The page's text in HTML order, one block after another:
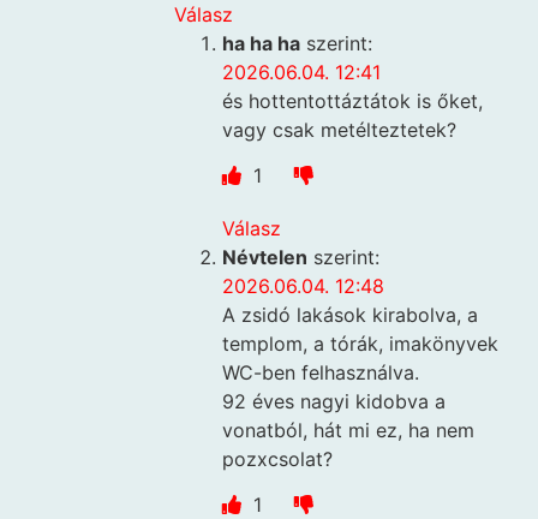
Válasz
ha ha ha szerint:
2026.06.04. 12:41
és hottentottáztátok is őket,
vagy csak metélteztetek?
1
Válasz
Névtelen szerint:
2026.06.04. 12:48
A zsidó lakások kirabolva, a
templom, a tórák, imakönyvek
WC-ben felhasználva.
92 éves nagyi kidobva a
vonatból, hát mi ez, ha nem
pozxcsolat?
1